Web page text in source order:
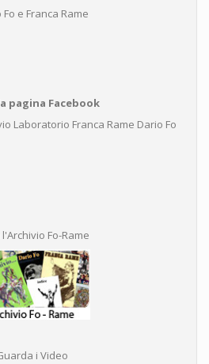
Fo e Franca Rame
pagina Facebook
Laboratorio Franca Rame Dario Fo
Fo-Rame
i Video